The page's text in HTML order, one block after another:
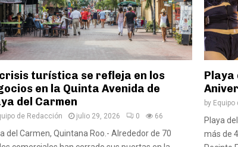
turística se refleja en los
en la Quinta Avenida de
del Carmen
de Redacción julio 29, 2026 0 66
del Carmen, Quintana Roo.- Alrededor de 70
Playa
by
Playa
más de